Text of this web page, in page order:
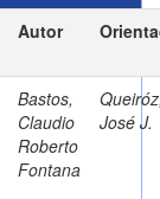
Autor
Bastos,
Claudio
Roberto
Fontana
José J.